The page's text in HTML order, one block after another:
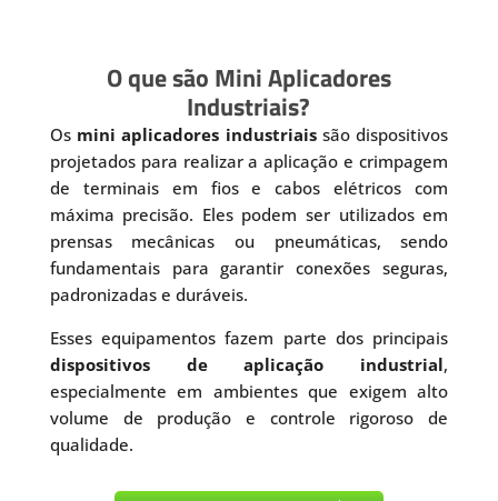
O que são Mini Aplicadores
Industriais?
Os mini aplicadores industriaissão dispositivos
projetados para realizar a aplicação e crimpagem
de terminais em fios e cabos elétricos com
máxima precisão. Eles podem ser utilizados em
prensas mecânicas ou pneumáticas, sendo
fundamentais para garantir conexões seguras,
padronizadas e duráveis.
Esses equipamentos fazem parte dos principais
dispositivos de aplicação industrial,
especialmente em ambientes que exigem alto
volume de produção e controle rigoroso de
qualidade.